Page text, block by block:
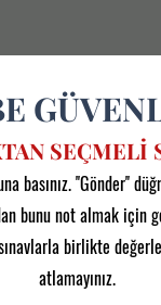
SEÇMELİ
basınız. ''Gönder''
bunu not almak
birlikte
atlamayınız.